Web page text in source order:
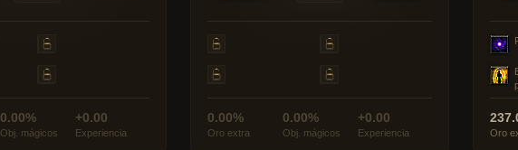
0.00%
Obj. mágicos
+0.00
Experiencia
0.00%
Oro extra
0.00%
Obj. mágicos
+0.00
Experiencia Oro